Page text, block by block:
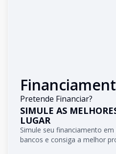
Pretende Financiar?
SIMULE AS
LUGAR
Simule seu financiamento
bancos e consiga a melhor